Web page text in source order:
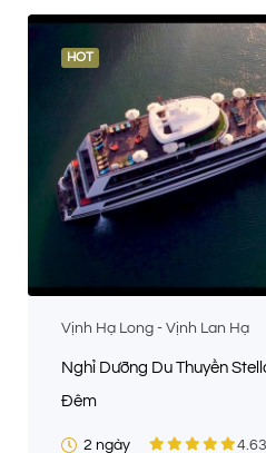
HOT
Vịnh Hạ Long - Vịnh Lan Hạ
Nghỉ Dưỡng Du Thuyền
Đêm
2 ngày 4.63